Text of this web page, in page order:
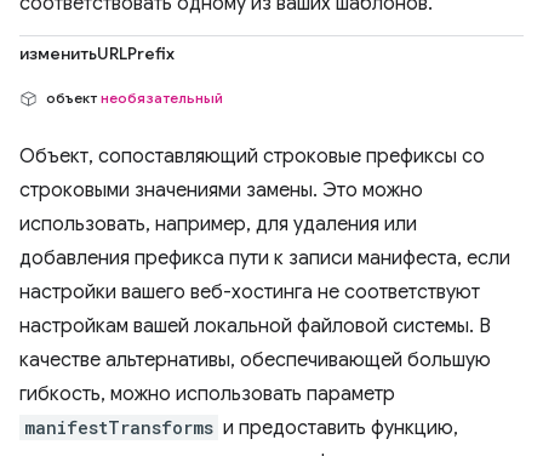
изменитьURLPrefix
объект необязательный
Объект, сопоставляющий строковые префиксы со
строковыми значениями замены. Это можно
использовать, например, для удаления или
добавления префикса пути к записи манифеста, если
настройки вашего веб-хостинга не соответствуют
настройкам вашей локальной файловой системы. В
качестве альтернативы, обеспечивающей большую
гибкость, можно использовать параметр
manifestTransforms и предоставить функцию,